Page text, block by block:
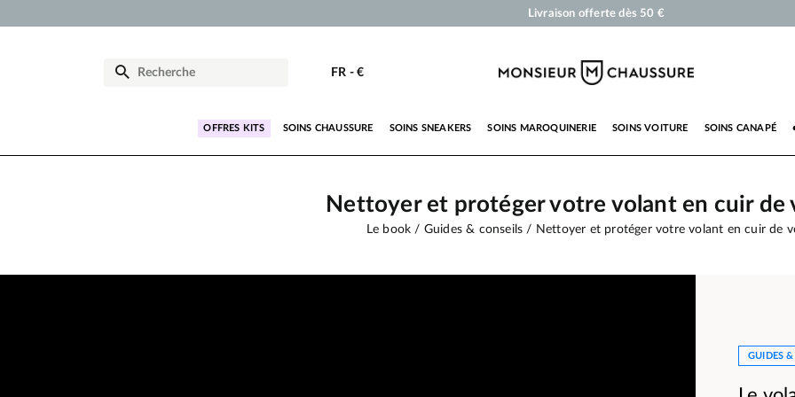
Cirages et produits d'entretien pour chaussures, sneakers et maroquinerie
Paiement en 3x 4x par carte bancaire dès 50 €
FR - €
OFFRES KITS SOINS CHAUSSURE SOINS SNEAKERS SOINS MAROQUINERIE SOINS VOITURE SOINS CANAPÉ
Nettoyer et protéger votre volant en cuir de
Le book Guides & conseils Nettoyer et protéger votre volant en cuir de
GUIDES